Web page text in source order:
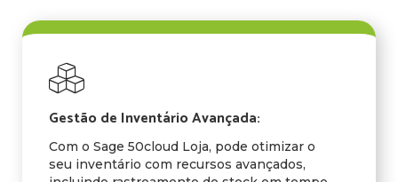
Gestão de Inventário Avançada:
Com o Sage 50cloud Loja, pode otimizar o
seu inventário com recursos avançados,